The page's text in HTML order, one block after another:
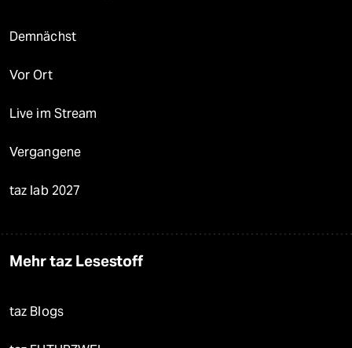
Demnächst
Vor Ort
Live im Stream
Vergangene
taz lab 2027
Mehr taz Lesestoff
taz Blogs